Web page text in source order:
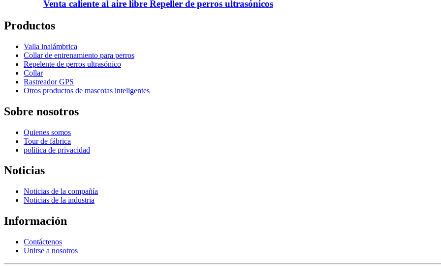
Venta caliente al aire libre Repeller de perros ultrasónicos
Productos
Valla inalámbrica
Collar de entrenamiento para perros
Repelente de perros ultrasónico
Collar
Rastreador GPS
Otros productos de mascotas inteligentes
Sobre nosotros
Quienes somos
Tour de fábrica
política de privacidad
Noticias
Noticias de la compañía
Noticias de la industria
Información
Contáctenos
Unirse a nosotros